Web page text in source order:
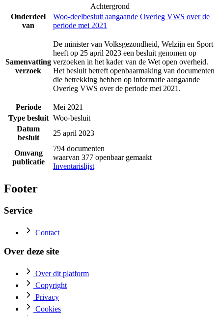
Achtergrond
Onderdeel
van
Woo-deelbesluit aangaande Overleg VWS over de
periode mei 2021
Samenvatting
verzoek
De minister van Volksgezondheid, Welzijn en Sport
heeft op 25 april 2023 een besluit genomen op
verzoeken in het kader van de Wet open overheid.
Het besluit betreft openbaarmaking van documenten
die betrekking hebben op informatie aangaande
Overleg VWS over de periode mei 2021.
Periode
Mei 2021
Type besluit Woo-besluit
Datum
besluit
25 april 2023
Omvang
publicatie
794 documenten
waarvan 377 openbaar gemaakt
Inventarislijst
Footer
Service
Contact
Over deze site
Over dit platform
Copyright
Privacy
Cookies